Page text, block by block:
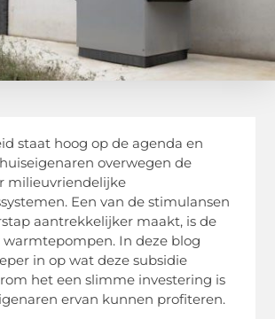
staat hoog op de agenda en
overwegen de
milieuvriendelijke
Een van de stimulansen
aantrekkelijker maakt, is de
warmtepompen. In deze blog
in op wat deze subsidie
het een slimme investering is
ervan kunnen profiteren.